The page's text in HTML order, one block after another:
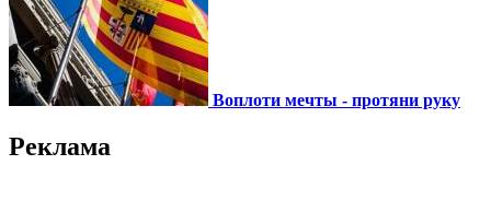
Воплоти мечты - протяни руку
Реклама